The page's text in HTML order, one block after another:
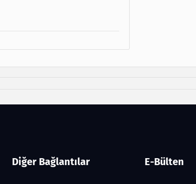
Diğer Bağlantılar E-Bülten